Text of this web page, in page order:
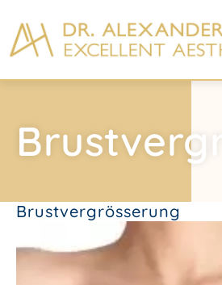
Brustvergrösserung